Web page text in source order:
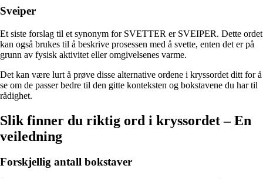
Sveiper
Et siste forslag til et synonym for SVETTER er SVEIPER. Dette ordet
kan også brukes til å beskrive prosessen med å svette, enten det er på
grunn av fysisk aktivitet eller omgivelsenes varme.
Det kan være lurt å prøve disse alternative ordene i kryssordet ditt for å
se om de passer bedre til den gitte konteksten og bokstavene du har til
rådighet.
Slik finner du riktig ord i kryssordet – En
veiledning
Forskjellig antall bokstaver